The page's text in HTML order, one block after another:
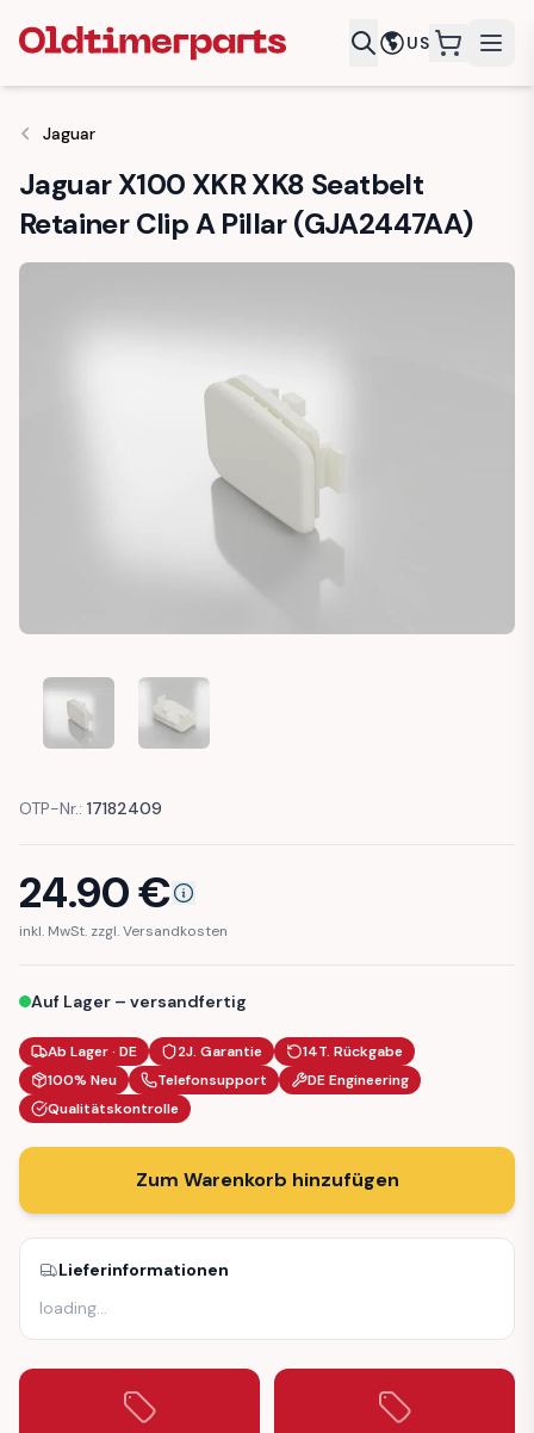
US
Jaguar
Jaguar X100 XKR XK8 Seatbelt
Retainer Clip A Pillar (GJA2447AA)
JAGUAR X100 XKR XK8 SEATBELT RETAINER CLIP A PILLAR
JAGUAR X100 XKR XK8 SEATBELT RETAINER
OTP-Nr.: 17182409
24.90€
inkl. MwSt. zzgl. Versandkosten
Auf Lager – versandfertig
Ab Lager · DE 2J. Garantie
14T. Rückgabe
100% Neu
Telefonsupport
DE Engineering
Qualitätskontrolle
Zum Warenkorb hinzufügen
Lieferinformationen
loading…